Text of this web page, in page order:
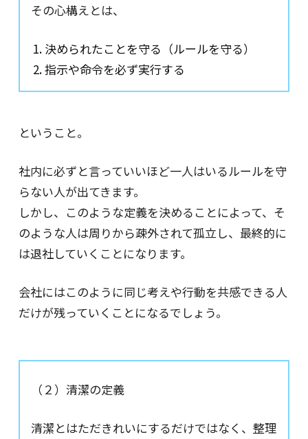
その心構えとは、
決められたことを守る（ルールを守る）
指示や命令を必ず実行する
ということ。
社内に必ずと言っていいほど一人はいるルールを守
らない人が出てきます。
しかし、このような定義を決めることによって、そ
のような人は周りから疎外されて孤立し、最終的に
は退社していくことになります。
会社にはこのように同じ考えや行動を共感できる人
だけが残っていくことになるでしょう。
（２）清潔の定義
清潔とはただきれいにするだけではなく、整理